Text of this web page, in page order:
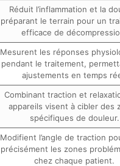
Réduit l’inflammation et la
préparant le terrain pour un
efficace de
Mesurent les réponses
pendant le traitement,
ajustements en temps
Combinant traction et
appareils visent à cibler des
spécifiques de douleur.
Modifient l’angle de traction
précisément les zones
chez chaque patient.